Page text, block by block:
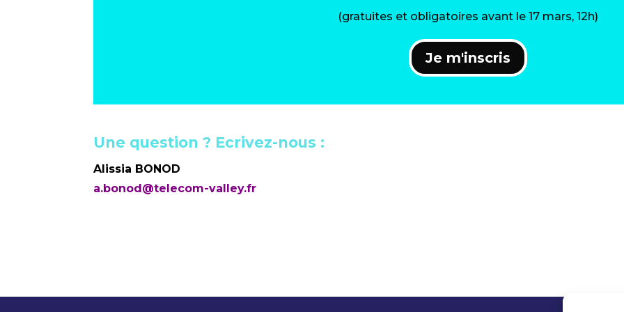
(gratuites et obligatoires avant le 17 mars, 12h)
Je m'inscris
Une question ? Ecrivez-nous :
Alissia BONOD
a.bonod@telecom-valley.fr